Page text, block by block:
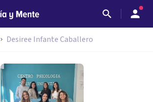
Desiree Infante Caballero